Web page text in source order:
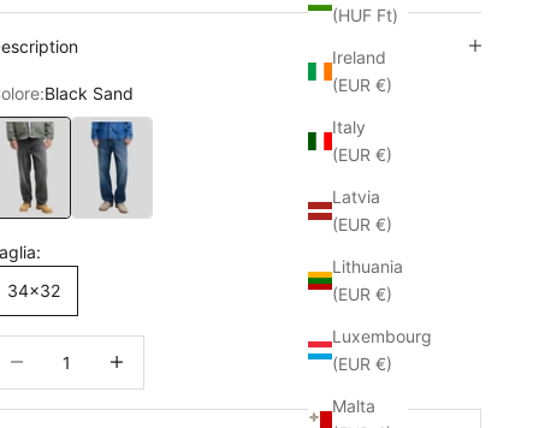
(HUF Ft)
Ireland
(EUR €)
Italy
(EUR €)
Latvia
(EUR €)
Lithuania
(EUR €)
Luxembourg
(EUR €)
Malta
Black Sand
Black Sand
Blue Denim
34x32